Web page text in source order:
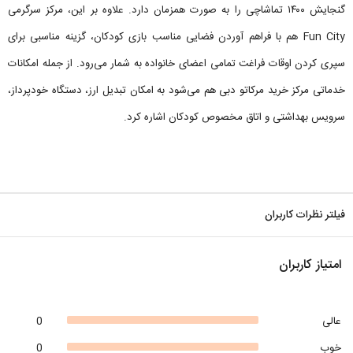
گنجایش ۱۴۰۰ تماشاچی را به صورت همزمان دارد. علاوه بر این، مرکز سرگرمی
Fun City هم با فراهم آوردن فضایی مناسب بازی کودکان، گزینه مناسبی برای
سپری کردن اوقات فراغت تمامی اعضای خانواده به شمار می‌رود. از جمله امکانات
خدماتی مرکز خرید مرکاتو دبی هم می‌شود به امکان تبدیل ارز، دستگاه خودپرداز،
سرویس بهداشتی و اتاق مخصوص کودکان اشاره کرد.
فیلتر نظرات کاربران
امتیاز کاربران
0
عالی
0
خوب